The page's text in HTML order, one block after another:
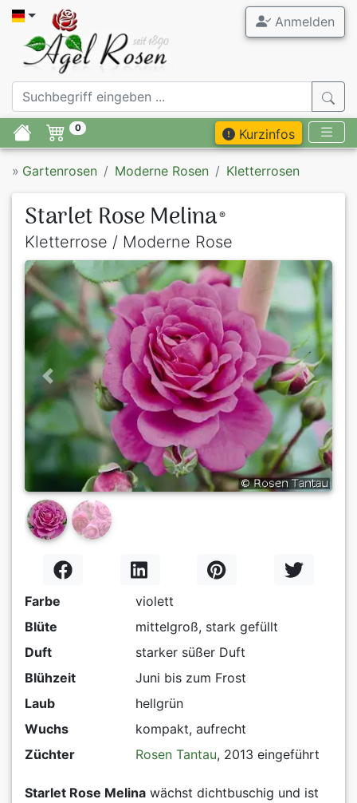
Anmelden
0 Kurzinfos
» Gartenrosen Moderne Rosen Kletterrosen
Starlet Rose Melina ®
Kletterrose / Moderne Rose
Previous Next
Farbe
violett
Blüte
mittelgroß, stark gefüllt
Duft
starker süßer Duft
Blühzeit
Juni bis zum Frost
Laub
hellgrün
Wuchs
kompakt, aufrecht
Züchter
Rosen Tantau, 2013 eingeführt
Starlet Rose Melina wächst dichtbuschig und ist